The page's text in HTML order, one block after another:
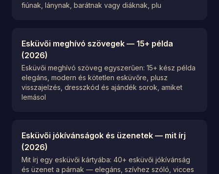
fiúnak, lánynak, barátnak vagy diáknak, plu
Esküvői meghívó szövegek — 15+ példa
(2026)
Esküvői meghívó szöveg egyszerűen: 15+ kész példa
elegáns, modern és kötetlen esküvőre, plusz
visszajelzés, dresszkód és ajándék sorok, amiket
lemásol
Esküvői jókívánságok és üzenetek — mit írj
(2026)
Mit írj egy esküvői kártyába: 40+ esküvői jókívánság
és üzenet a párnak — elegáns, szívhez szóló, vicces